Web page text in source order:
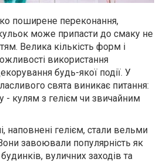
поширене переконання,
може припасти до смаку не
Велика кількість форм і
використання
будь-якої події. У
свята виникає питання:
- кулям з гелієм чи звичайним
наповнені гелієм, стали вельми
завоювали популярність як
вуличних заходів та